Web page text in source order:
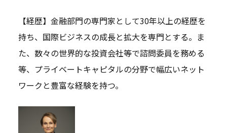
【経歴】金融部門の専門家として30年以上の経歴を
持ち、国際ビジネスの成長と拡大を専門とする。ま
た、数々の世界的な投資会社等で諮問委員を務める
等、プライベートキャピタルの分野で幅広いネット
ワークと豊富な経験を持つ。